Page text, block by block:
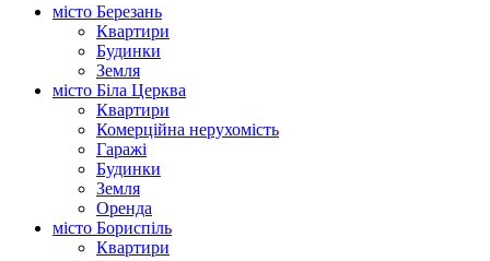
місто Березань
Квартири
Будинки
Земля
місто Біла Церква
Квартири
Комерційна нерухомість
Гаражі
Будинки
Земля
Оренда
місто Бориспіль
Квартири